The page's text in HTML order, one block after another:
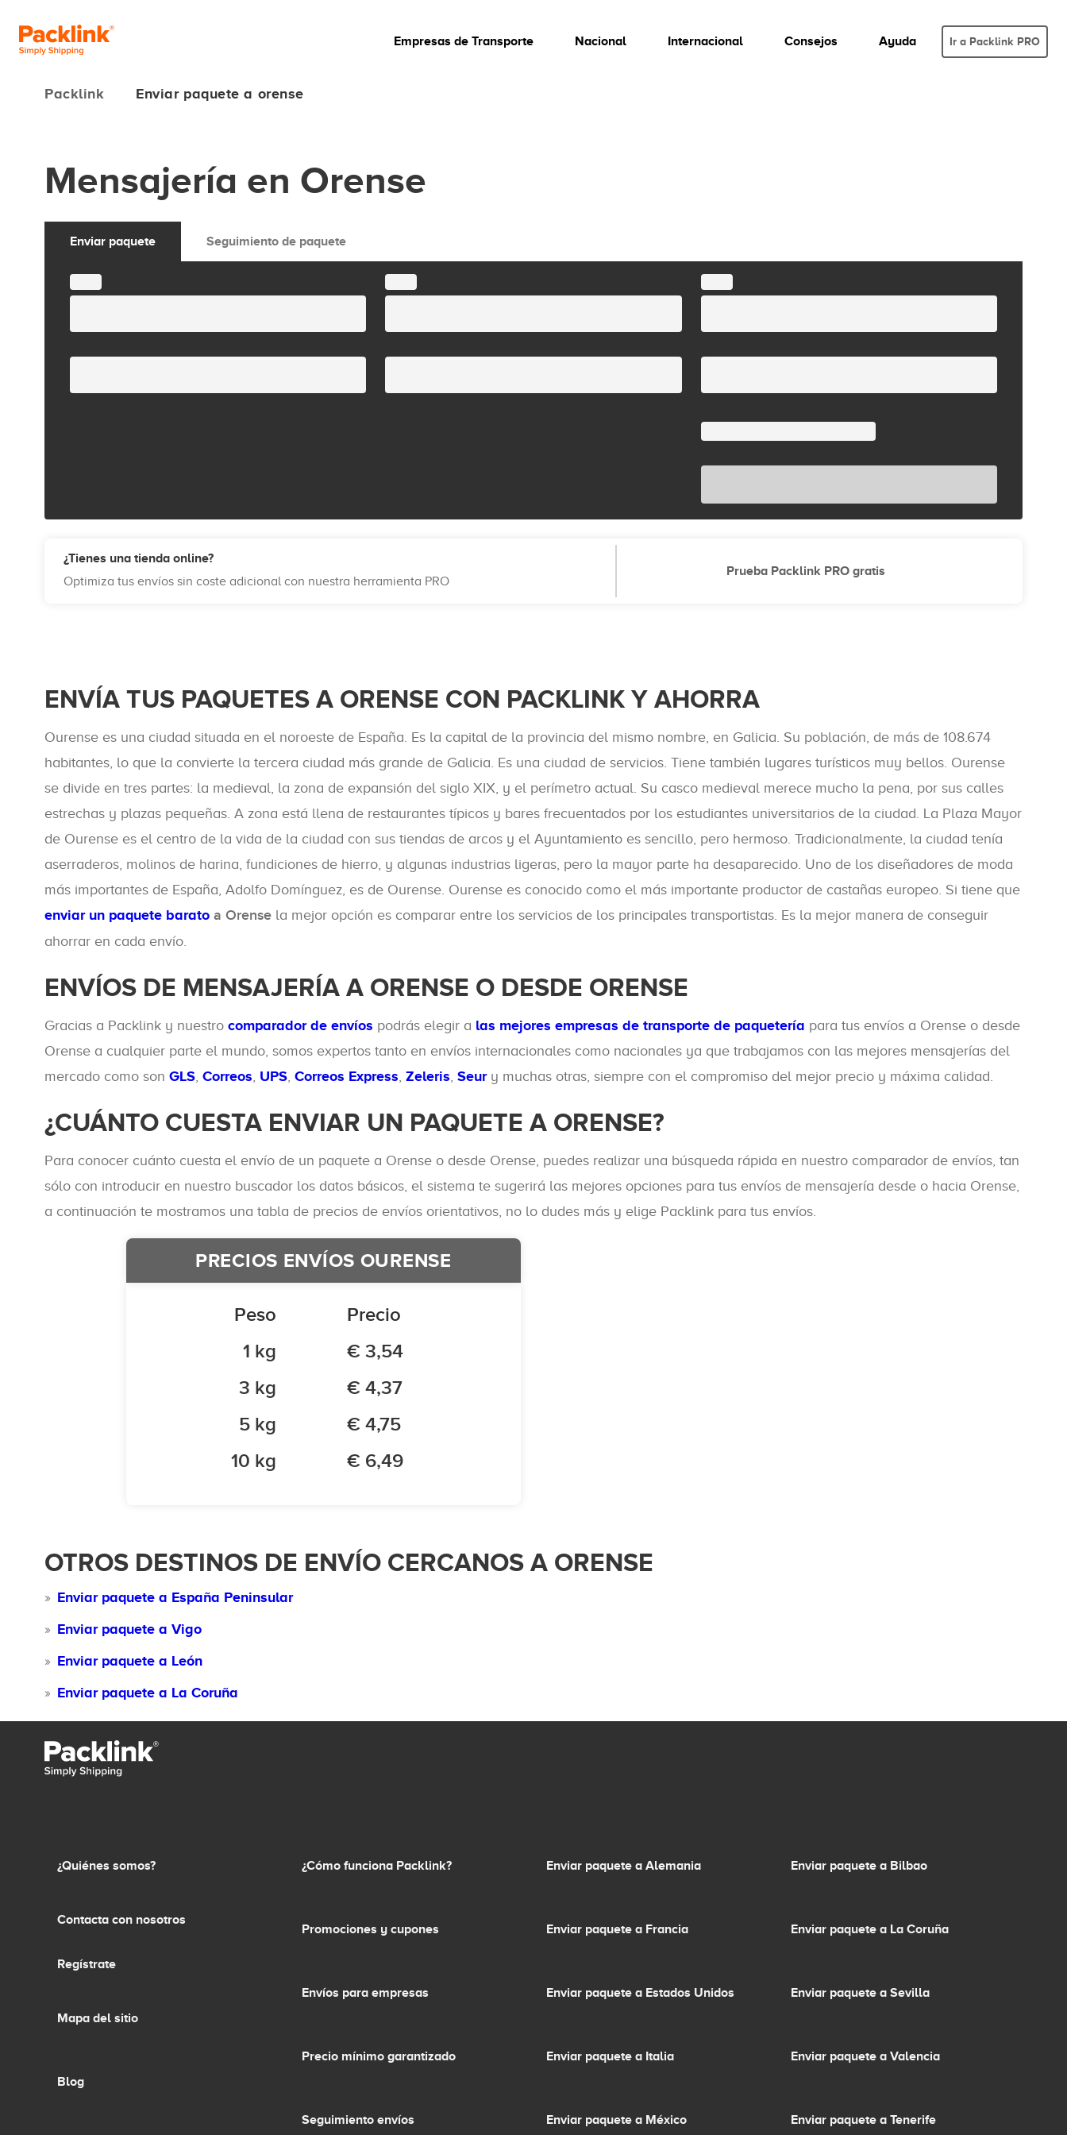
Empresas de Transporte Nacional Internacional Consejos Ayuda Ir a Packlink PRO
Packlink Enviar paquete a orense
Mensajería en Orense
Enviar paquete Seguimiento de paquete
¿Tienes una tienda online?
Optimiza tus envíos sin coste adicional con nuestra herramienta PRO
Prueba Packlink PRO gratis
ENVÍA TUS PAQUETES A ORENSE CON PACKLINK Y AHORRA
Ourense es una ciudad situada en el noroeste de España. Es la capital de la provincia del mismo nombre, en Galicia. Su población, de más de 108.674
habitantes, lo que la convierte la tercera ciudad más grande de Galicia. Es una ciudad de servicios. Tiene también lugares turísticos muy bellos. Ourense
se divide en tres partes: la medieval, la zona de expansión del siglo XIX, y el perímetro actual. Su casco medieval merece mucho la pena, por sus calles
estrechas y plazas pequeñas. A zona está llena de restaurantes típicos y bares frecuentados por los estudiantes universitarios de la ciudad. La Plaza Mayor
de Ourense es el centro de la vida de la ciudad con sus tiendas de arcos y el Ayuntamiento es sencillo, pero hermoso. Tradicionalmente, la ciudad tenía
aserraderos, molinos de harina, fundiciones de hierro, y algunas industrias ligeras, pero la mayor parte ha desaparecido. Uno de los diseñadores de moda
más importantes de España, Adolfo Domínguez, es de Ourense. Ourense es conocido como el más importante productor de castañas europeo. Si tiene que
enviar un paquete barato a Orense la mejor opción es comparar entre los servicios de los principales transportistas. Es la mejor manera de conseguir
ahorrar en cada envío.
ENVÍOS DE MENSAJERÍA A ORENSE O DESDE ORENSE
Gracias a Packlink y nuestro comparador de envíos podrás elegir a las mejores empresas de transporte de paquetería para tus envíos a Orense o desde
Orense a cualquier parte el mundo, somos expertos tanto en envíos internacionales como nacionales ya que trabajamos con las mejores mensajerías del
mercado como son GLS, Correos, UPS, Correos Express, Zeleris, Seury muchas otras, siempre con el compromiso del mejor precio y máxima calidad.
¿CUÁNTO CUESTA ENVIAR UN PAQUETE A ORENSE?
Para conocer cuánto cuesta el envío de un paquete a Orense o desde Orense, puedes realizar una búsqueda rápida en nuestro comparador de envíos, tan
sólo con introducir en nuestro buscador los datos básicos, el sistema te sugerirá las mejores opciones para tus envíos de mensajería desde o hacia Orense,
a continuación te mostramos una tabla de precios de envíos orientativos, no lo dudes más y elige Packlink para tus envíos.
PRECIOS ENVÍOS OURENSE
Peso
Precio
1 kg
€ 3,54
3 kg
€ 4,37
5 kg
€ 4,75
10 kg
€ 6,49
OTROS DESTINOS DE ENVÍO CERCANOS A ORENSE
Enviar paquete a España Peninsular
Enviar paquete a Vigo
Enviar paquete a León
Enviar paquete a La Coruña
¿Quiénes somos?
Contacta con nosotros
Regístrate
Mapa del sitio
Blog
¿Cómo funciona Packlink?
Promociones y cupones
Envíos para empresas
Precio mínimo garantizado
Seguimiento envíos
Enviar paquete a Alemania
Enviar paquete a Francia
Enviar paquete a Estados Unidos
Enviar paquete a Italia
Enviar paquete a México
Enviar paquete a Bilbao
Enviar paquete a La Coruña
Enviar paquete a Sevilla
Enviar paquete a Valencia
Enviar paquete a Tenerife